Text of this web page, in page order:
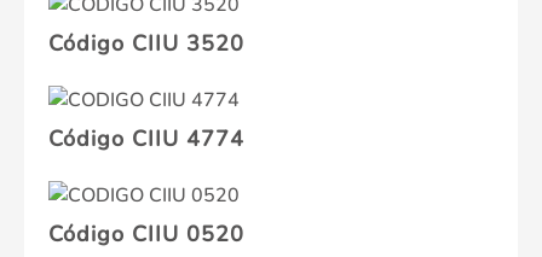
Código CIIU 3520
Código CIIU 4774
Código CIIU 0520